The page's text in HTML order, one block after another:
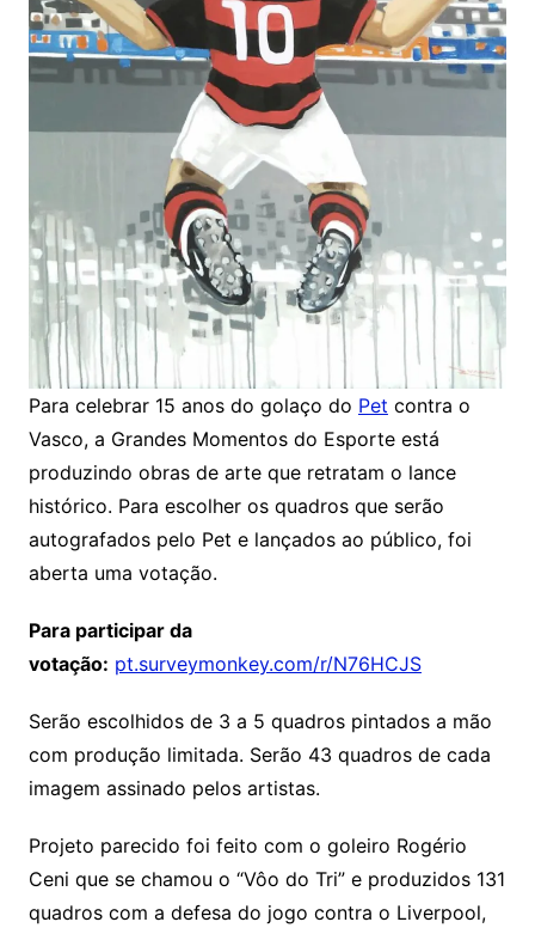
Para celebrar 15 anos do golaço do Pet contra o
Vasco, a Grandes Momentos do Esporte está
produzindo obras de arte que retratam o lance
histórico. Para escolher os quadros que serão
autografados pelo Pet e lançados ao público, foi
aberta uma votação.
Para participar da
votação: pt.surveymonkey.com/r/N76HCJS
Serão escolhidos de 3 a 5 quadros pintados a mão
com produção limitada. Serão 43 quadros de cada
imagem assinado pelos artistas.
Projeto parecido foi feito com o goleiro Rogério
Ceni que se chamou o “Vôo do Tri” e produzidos 131
quadros com a defesa do jogo contra o Liverpool,